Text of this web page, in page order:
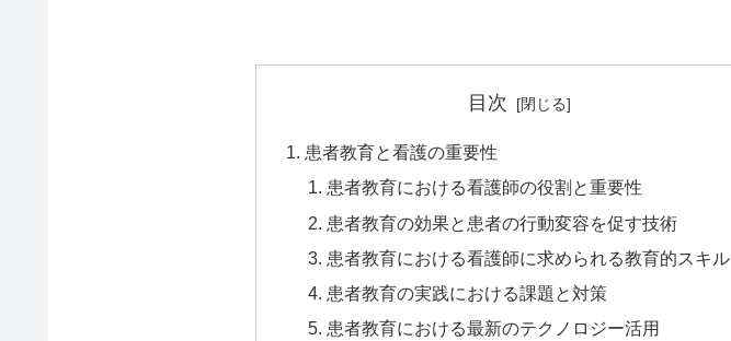
目次
患者教育と看護の重要性
患者教育における看護師の役割と重要性
患者教育の効果と患者の行動変容を促す技術
患者教育における看護師に求められる教育的スキル
患者教育の実践における課題と対策
患者教育における最新のテクノロジー活用